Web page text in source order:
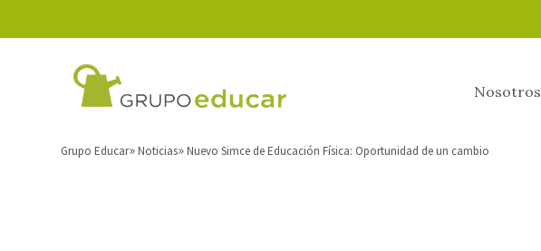
Nosotros
Grupo Educar Noticias Nuevo Simce de Educación Física: Oportunidad de un cambio